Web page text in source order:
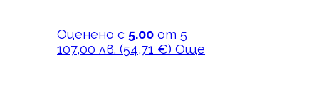
Оценено с 5.00 от 5
107,00 лв. (54,71 €) Още